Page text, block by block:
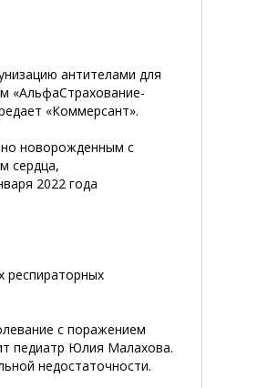
антителами для
«АльфаСтрахование-
«Коммерсант».
новорожденным с
сердца,
2022 года
респираторных
с поражением
педиатр Юлия Малахова.
недостаточности.